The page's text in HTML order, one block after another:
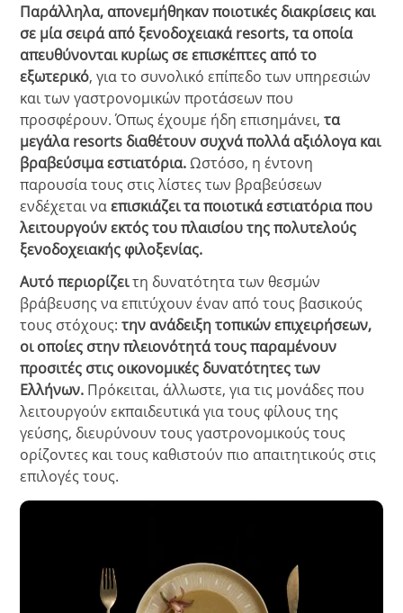
Παράλληλα, απονεμήθηκαν ποιοτικές διακρίσεις και
σε μία σειρά από ξενοδοχειακά resorts, τα οποία
απευθύνονται κυρίως σε επισκέπτες από το
εξωτερικό, για το συνολικό επίπεδο των υπηρεσιών
και των γαστρονομικών προτάσεων που
προσφέρουν. Όπως έχουμε ήδη επισημάνει,τα
μεγάλα resorts διαθέτουν συχνά πολλά αξιόλογα και
βραβεύσιμα εστιατόρια.Ωστόσο, η έντονη
παρουσία τους στις λίστες των βραβεύσεων
ενδέχεται ναεπισκιάζει τα ποιοτικά εστιατόρια που
λειτουργούν εκτός του πλαισίου της πολυτελούς
ξενοδοχειακής φιλοξενίας.
Αυτό περιορίζειτη δυνατότητα των θεσμών
βράβευσης να επιτύχουν έναν από τους βασικούς
τους στόχους:την ανάδειξη τοπικών επιχειρήσεων,
οι οποίες στην πλειονότητά τους παραμένουν
προσιτές στις οικονομικές δυνατότητες των
Ελλήνων. Πρόκειται, άλλωστε, για τις μονάδες που
λειτουργούν εκπαιδευτικά για τους φίλους της
γεύσης, διευρύνουν τους γαστρονομικούς τους
ορίζοντες και τους καθιστούν πιο απαιτητικούς στις
επιλογές τους.